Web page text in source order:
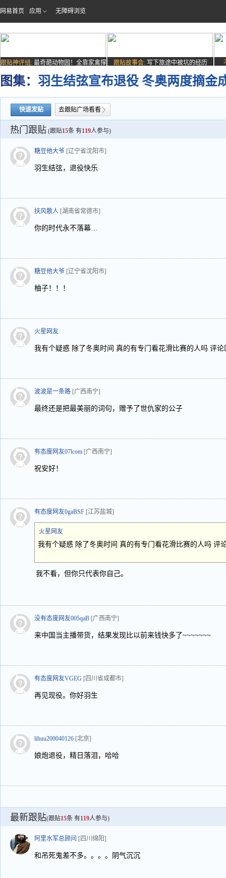
网易首页 应用 无障碍浏览
跟贴神评组: 最奇葩动物园！全靠家禽撑
场子
跟贴故事会: 写下旅途中被坑的经历
图集： 羽生结弦宣布退役 冬奥两度摘金
快速发贴 去跟贴广场看看
热门跟贴 (跟贴15条 有119人参与)
糖豆他大爷 [辽宁省沈阳市]
羽生结弦，退役快乐
扶风散人 [湖南省常德市]
你的时代永不落幕…
糖豆他大爷 [辽宁省沈阳市]
柚子！！！
火星网友
我有个疑惑 除了冬奥时间 真的有专门看花滑比赛的人吗 评
波波是一条路 [广西南宁]
最终还是把最美丽的词句，赠予了世仇家的公子
有态度网友07lcom [广西南宁]
祝安好！
有态度网友0gaBSF [江苏盐城]
火星网友
我有个疑惑 除了冬奥时间 真的有专门看花滑比赛的人吗 评
我不看，但你只代表你自己。
没有态度网友005qaB [广西南宁]
来中国当主播带货，结果发现比以前来钱快多了~~~~~~~
有态度网友VGEG [四川省成都市]
再见现役。你好羽生
lihuu200040126 [北京]
娘炮退役，精日落泪，哈哈
最新跟贴(跟贴15条 有119人参与)
阿里水军总顾问 [四川绵阳]
和吊死鬼差不多。。。。阴气沉沉